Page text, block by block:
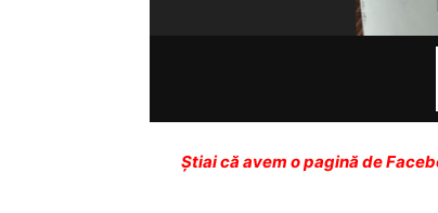
Ştiai că avem o pagină de